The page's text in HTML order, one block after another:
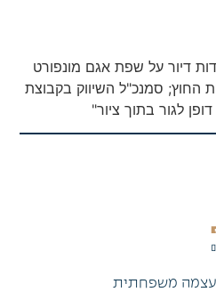
היוקרתי כולל 84 יחידות דיור על שפת אגם מונפורט
החוץ; סמנכ"ל השיווק בקבוצת
לגור בתוך ציור"
משפחתית